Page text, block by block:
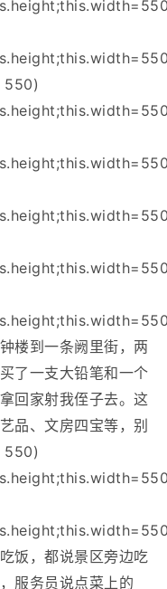
550)
楼到一条阙里街，两
了一支大铅笔和一个
回家射我侄子去。这
品、文房四宝等，别
550)
饭，都说景区旁边吃
服务员说点菜上的